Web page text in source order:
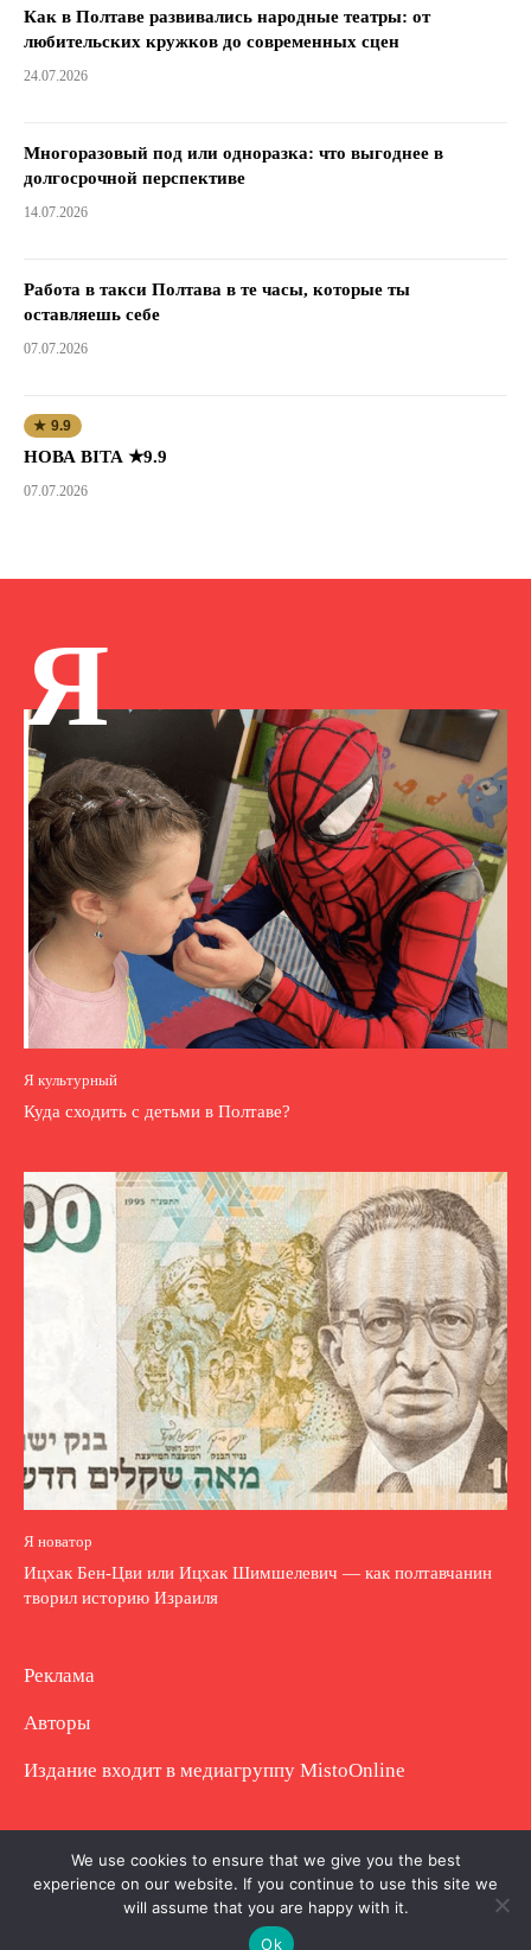
Как в Полтаве развивались народные театры: от
любительских кружков до современных сцен
24.07.2026
Многоразовый под или одноразка: что выгоднее в
долгосрочной перспективе
14.07.2026
Работа в такси Полтава в те часы, которые ты
оставляешь себе
07.07.2026
★ 9.9
НОВА ВІТА ★9.9
07.07.2026
Я
Я культурный
Куда сходить с детьми в Полтаве?
Я новатор
Ицхак Бен-Цви или Ицхак Шимшелевич — как полтавчанин
творил историю Израиля
Реклама
Авторы
Издание входит в медиагруппу MistoOnline
Copyright © Полное использование материала
запрещено. Частично разрешено с гиперссылкой.
We use cookies to ensure that we give you the best
experience on our website. If you continue to use this site we
will assume that you are happy with it.
Ok